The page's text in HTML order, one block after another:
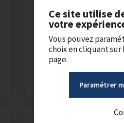
Bavoirs manches longues -
Ce site utilise
votre
Vous pouvez
choix en cliquant sur
page.
Paramétrer